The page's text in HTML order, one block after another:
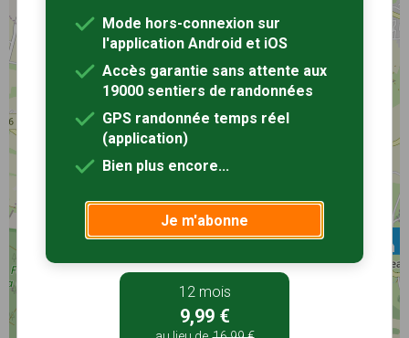
Mode hors-connexion sur
l'application Android et iOS
Accès garantie sans attente aux
19000 sentiers de randonnées
GPS randonnée temps réel
(application)
Bien plus encore...
Je m'abonne
12 mois
9,99 €